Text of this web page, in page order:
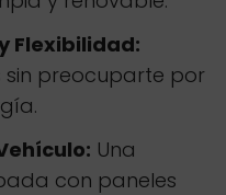
Flexibilidad:
sin preocuparte por
Una
con paneles